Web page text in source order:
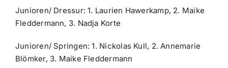
Junioren/ Dressur: 1. Laurien Hawerkamp, 2. Maike
Fleddermann, 3. Nadja Korte
Junioren/ Springen: 1. Nickolas Kull, 2. Annemarie
Blömker, 3. Maike Fleddermann